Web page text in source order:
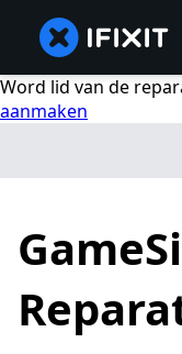
Word lid van de
aanmaken